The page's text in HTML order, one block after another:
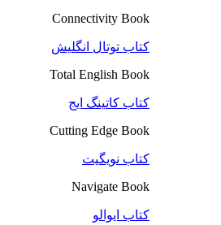
Connectivity Book
کتاب توتال انگلیش
Total English Book
کتاب کاتینگ ایج
Cutting Edge Book
کتاب نویگیت
Navigate Book
کتاب ایوالو